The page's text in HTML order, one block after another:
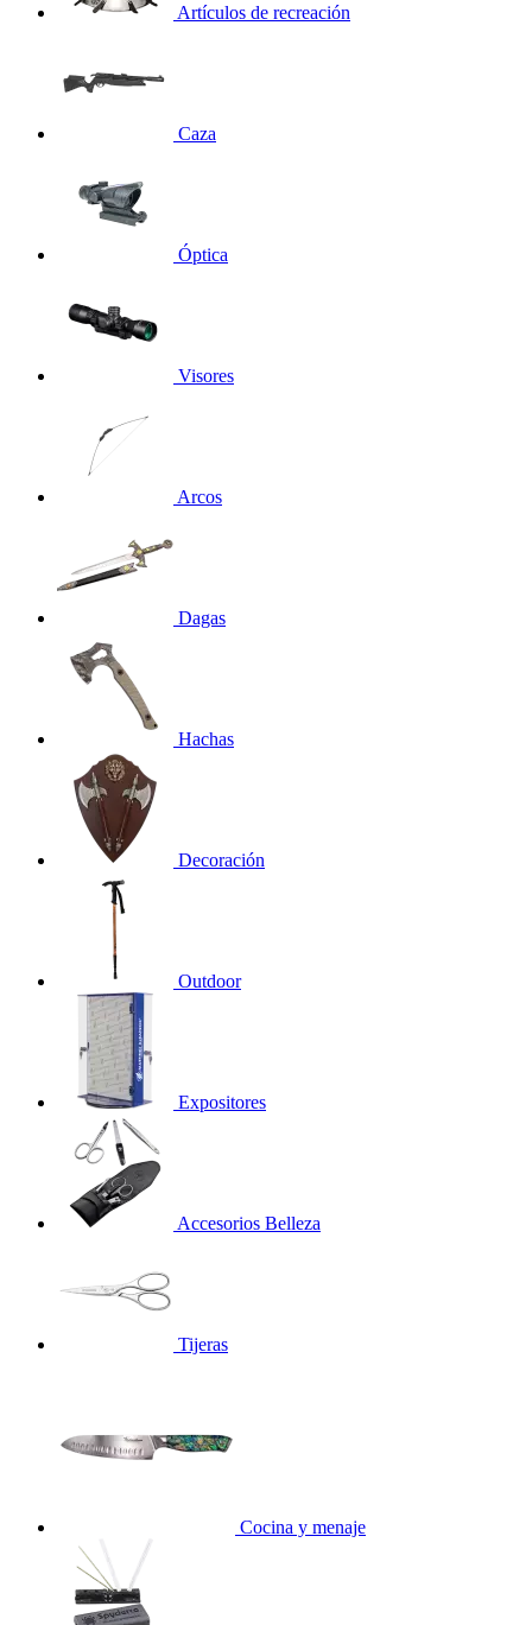
Artículos de recreación
Caza
Óptica
Visores
Arcos
Dagas
Hachas
Decoración
Outdoor
Expositores
Accesorios Belleza
Tijeras
Cocina y menaje